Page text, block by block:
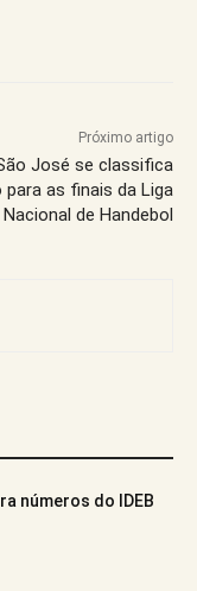
Próximo artigo
José se classifica
para as finais da Liga
Nacional de Handebol
números do IDEB